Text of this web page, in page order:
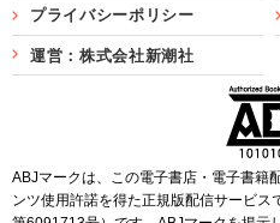
プライバシーポリシー
運営：株式会社新潮社
ABJマークは、この電子書店・電子書籍
ンツ使用許諾を得た正規版配信サービ